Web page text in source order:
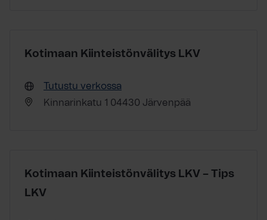
Kotimaan Kiinteistönvälitys LKV
Tutustu verkossa
Kinnarinkatu 1 04430 Järvenpää
Kotimaan Kiinteistönvälitys LKV – Tips
LKV